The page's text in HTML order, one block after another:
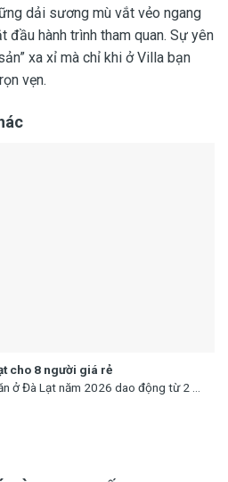
dải sương mù vắt vẻo ngang
đầu hành trình tham quan. Sự yên
xa xỉ mà chỉ khi ở Villa bạn
vẹn.
cho 8 người giá rẻ
ở Đà Lạt năm 2026 dao động từ 2 ...